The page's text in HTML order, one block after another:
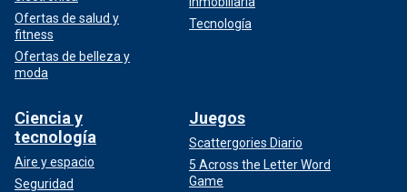
Ofertas de salud y
fitness
Ofertas de belleza y
moda
Tecnología
Ciencia y
tecnología
Aire y espacio
Seguridad
Juegos
Scattergories Diario
5 Across the Letter Word
Game